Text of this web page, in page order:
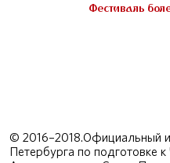
Фестиваль
© 2016–2018.Официальный
Петербурга по подготовке